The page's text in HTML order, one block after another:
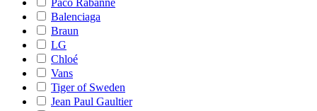
Paco Rabanne
Balenciaga
Braun
LG
Chloé
Vans
Tiger of Sweden
Jean Paul Gaultier